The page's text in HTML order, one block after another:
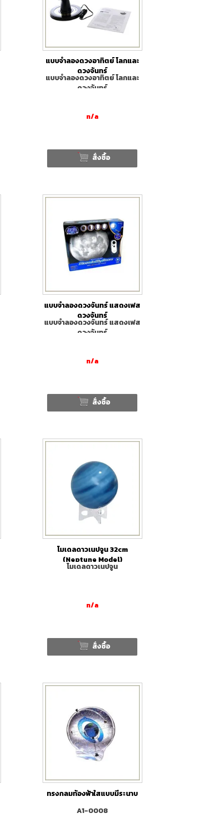
แบบจำลองดวงอาทิตย์ โลกและ
ดวงจันทร์
แบบจำลองดวงอาทิตย์ โลกและ
ดวงจันทร์
n/a
สั่งซื้อ
แบบจำลองดวงจันทร์ แสดงเฟส
ดวงจันทร์
แบบจำลองดวงจันทร์ แสดงเฟส
ดวงจันทร์
n/a
สั่งซื้อ
โมเดลดาวเนปจูน 32cm
(Neptune Model)
โมเดลดาวเนปจูน
n/a
สั่งซื้อ
ทรงกลมท้องฟ้าใสแบบมีระนาบ
A1-0008